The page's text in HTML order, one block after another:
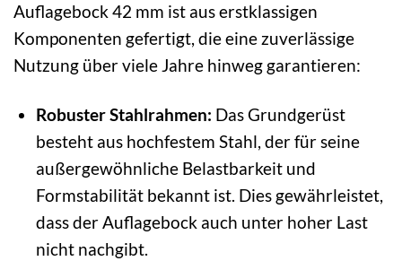
Auflagebock 42 mm ist aus erstklassigen
Komponenten gefertigt, die eine zuverlässige
Nutzung über viele Jahre hinweg garantieren:
Robuster Stahlrahmen: Das Grundgerüst
besteht aus hochfestem Stahl, der für seine
außergewöhnliche Belastbarkeit und
Formstabilität bekannt ist. Dies gewährleistet,
dass der Auflagebock auch unter hoher Last
nicht nachgibt.